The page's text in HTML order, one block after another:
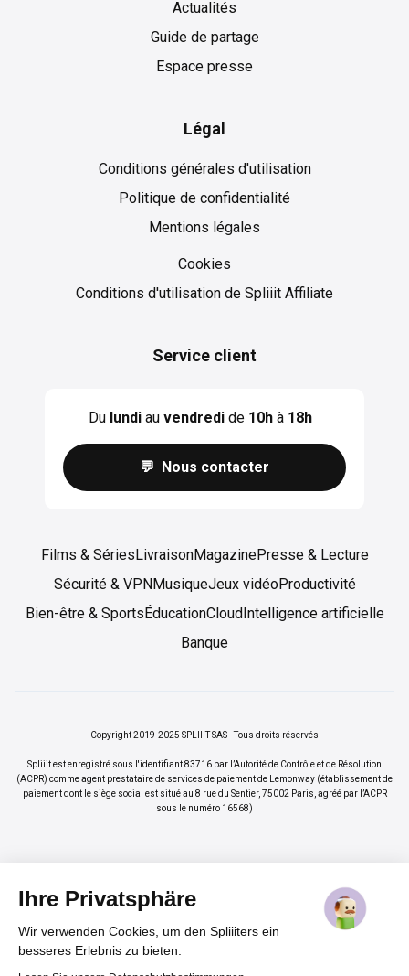
Ihre Privatsphäre
Wir verwenden Cookies, um den Spliiiters ein
besseres Erlebnis zu bieten.
Actualités
Guide de partage
Espace presse
Légal
Conditions générales d'utilisation
Politique de confidentialité
Mentions légales
Cookies
Cookies
Conditions d'utilisation de Spliiit Affiliate
Service client
Du lundiau vendredide 10hà 18h
💬 Nous contacter
Films & Séries LivraisonMagazinePresse & Lecture
Sécurité & VPN MusiqueJeux vidéoProductivité
Bien-être & Sports ÉducationCloud Intelligence artificielle
Banque
Copyright 2019-2025 SPLIIIT SAS - Tous droits réservés
Spliiit est enregistré sous l'identifiant 83716 par l’Autorité de Contrôle et de Résolution
(ACPR) comme agent prestataire de services de paiement de Lemonway (établissement de
paiement dont le siège social est situé au 8 rue du Sentier, 75002 Paris, agréé par l’ACPR
sous le numéro 16568)
%
Vos abonnements jusqu'à -70%